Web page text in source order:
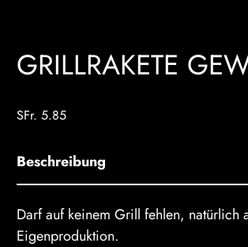
GRILLRAKETE
SFr. 5.85
Beschreibung
Darf auf keinem Grill fehlen, natürlich
Eigenproduktion.